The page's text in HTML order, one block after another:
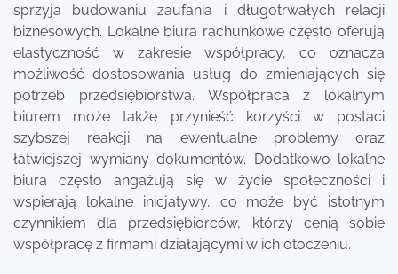
sprzyja budowaniu zaufania i długotrwałych relacji
biznesowych. Lokalne biura rachunkowe często oferują
elastyczność w zakresie współpracy, co oznacza
możliwość dostosowania usług do zmieniających się
potrzeb przedsiębiorstwa. Współpraca z lokalnym
biurem może także przynieść korzyści w postaci
szybszej reakcji na ewentualne problemy oraz
łatwiejszej wymiany dokumentów. Dodatkowo lokalne
biura często angażują się w życie społeczności i
wspierają lokalne inicjatywy, co może być istotnym
czynnikiem dla przedsiębiorców, którzy cenią sobie
współpracę z firmami działającymi w ich otoczeniu.